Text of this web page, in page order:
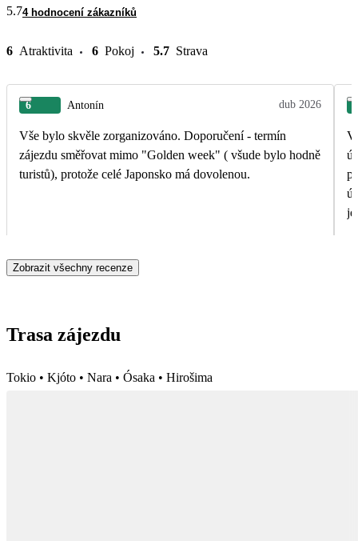
5.74 hodnocení zákazníků
6 Atraktivita 6 Pokoj 5.7 Strava
6 Antonín dub 2026
Vše bylo skvěle zorganizováno. Doporučení - termín
zájezdu směřovat mimo "Golden week" ( všude bylo hodně
turistů), protože celé Japonsko má dovolenou.
Zobrazit všechny recenze
Trasa zájezdu
Tokio • Kjóto • Nara • Ósaka • Hirošima